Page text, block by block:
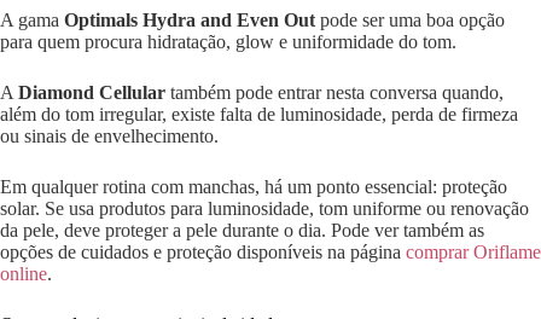
A gama Optimals Hydra and Even Out pode ser uma boa opção
para quem procura hidratação, glow e uniformidade do tom.
A Diamond Cellular também pode entrar nesta conversa quando,
além do tom irregular, existe falta de luminosidade, perda de firmeza
ou sinais de envelhecimento.
Em qualquer rotina com manchas, há um ponto essencial: proteção
solar. Se usa produtos para luminosidade, tom uniforme ou renovação
da pele, deve proteger a pele durante o dia. Pode ver também as
opções de cuidados e proteção disponíveis na página comprar Oriflame
online.